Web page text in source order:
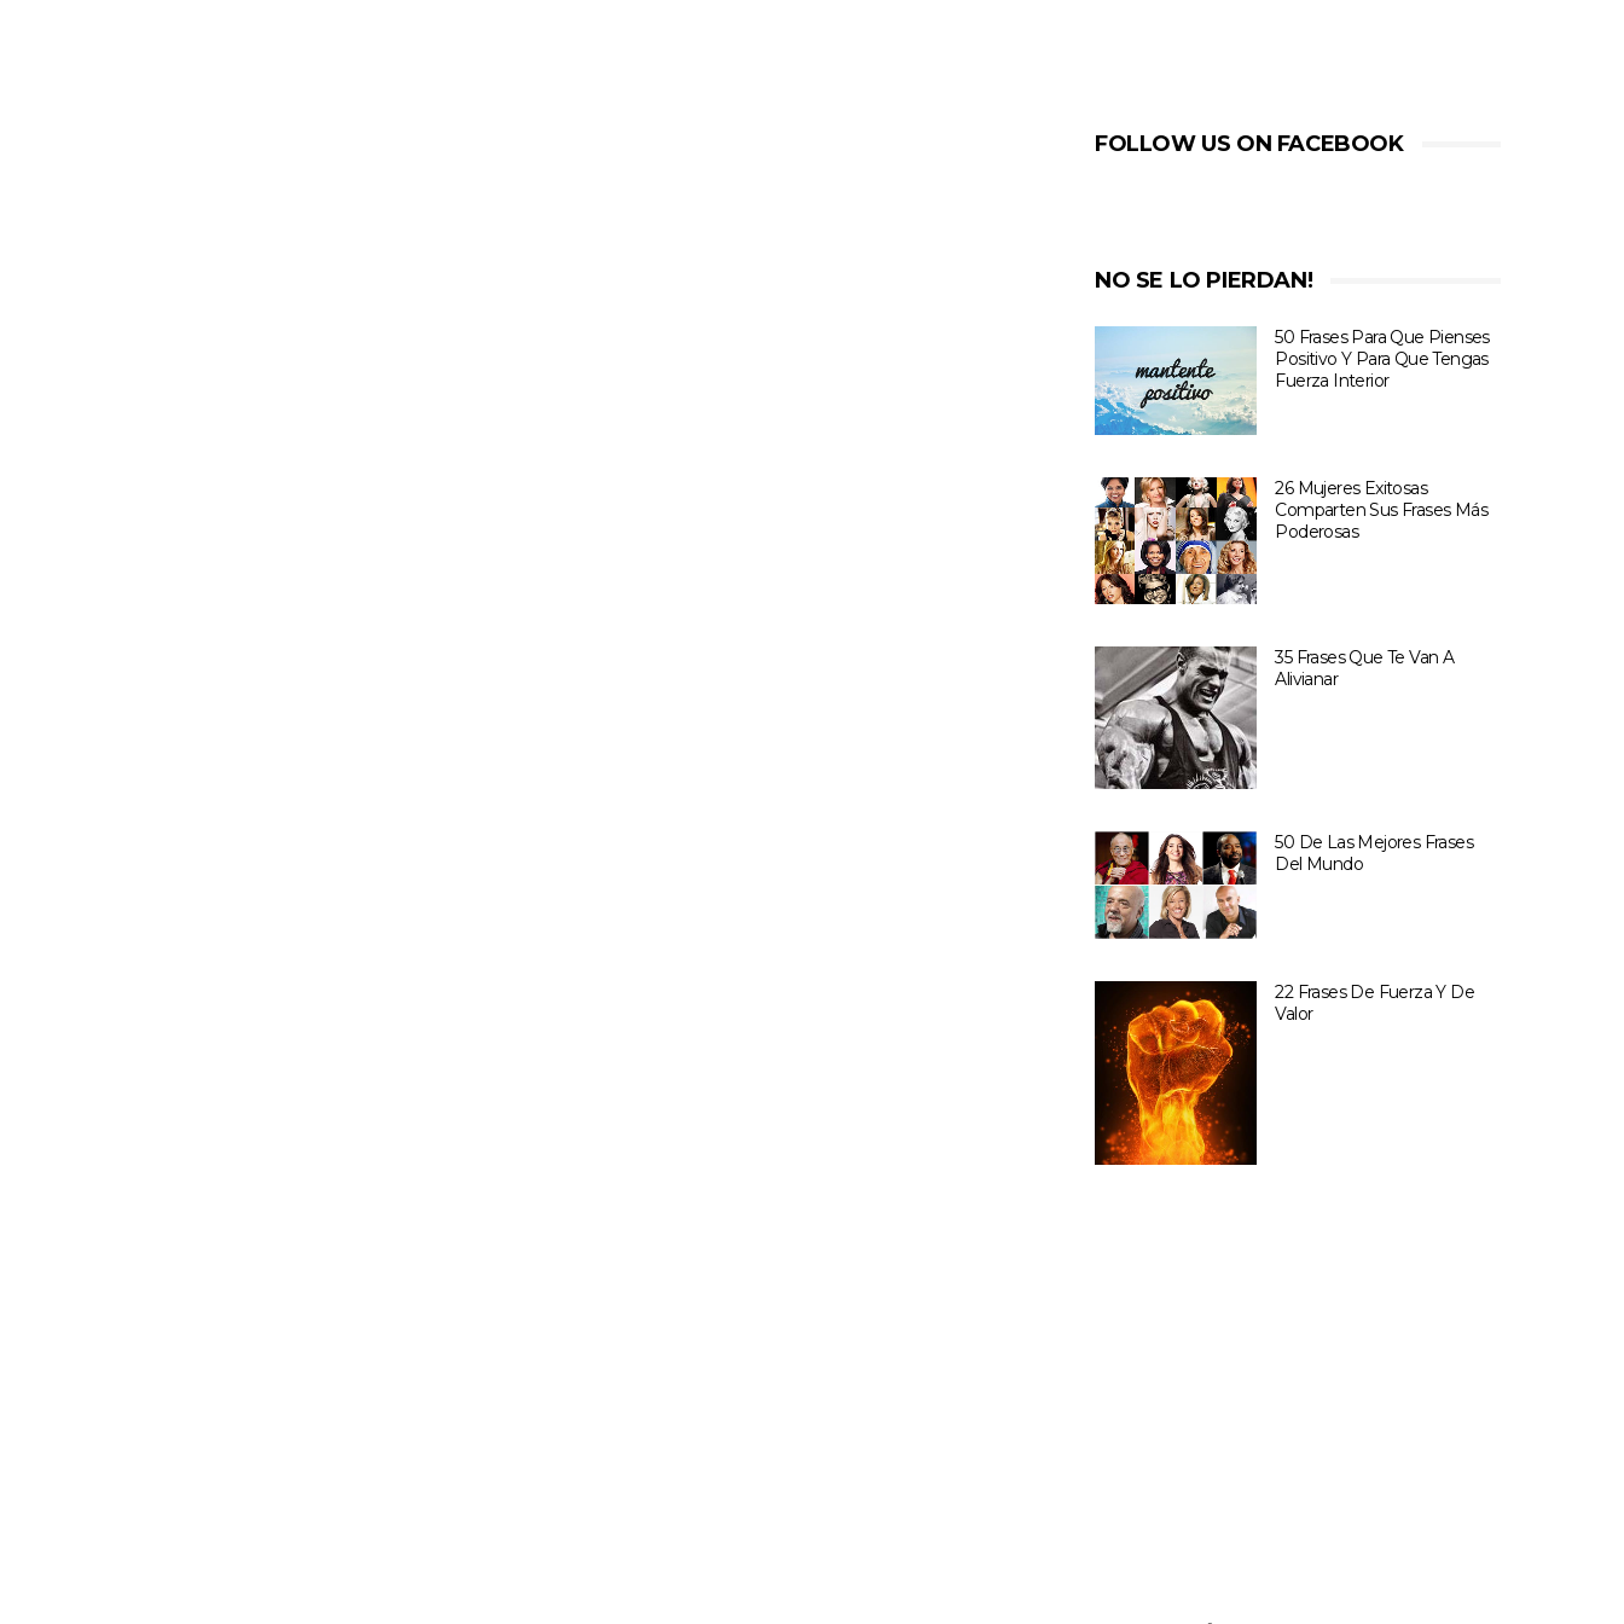
FOLLOW US ON FACEBOOK
NO SE LO PIERDAN!
50 Frases Para Que Pienses
Positivo Y Para Que Tengas
Fuerza Interior
26 Mujeres Exitosas
Comparten Sus Frases Más
Poderosas
35 Frases Que Te Van A
Alivianar
50 De Las Mejores Frases
Del Mundo
22 Frases De Fuerza Y De
Valor